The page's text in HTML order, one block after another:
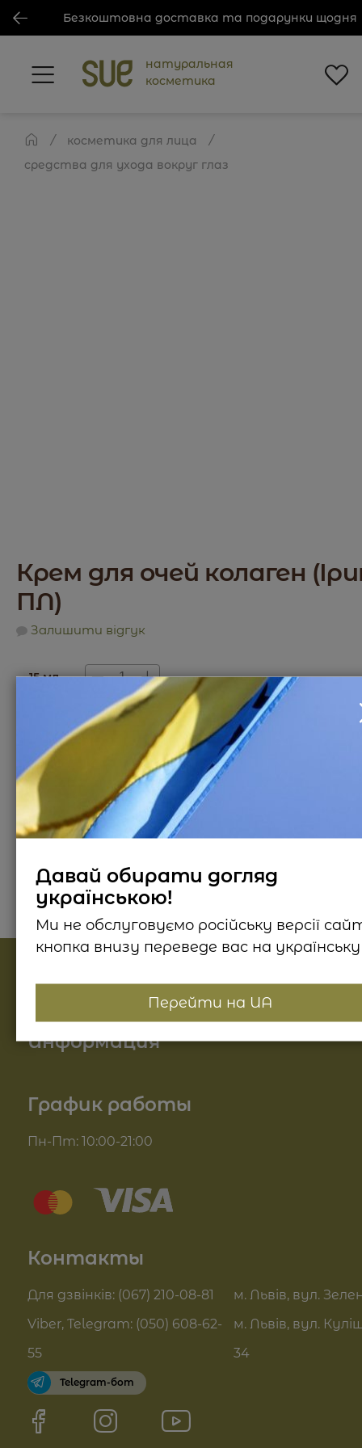
Безкоштовна доставка та подарунки щодня
натуральная
косметика
косметика для лица
средства для ухода вокруг глаз
Крем для очей колаген
ПЛ)
Залишити відгук
15 мл
100₴
Описание продукта Способ применения
Давай обирати догляд
українською!
Ми не обслуговуємо російську версії
кнопка внизу переведе вас на українську
Перейти на UA
График работы
Пн-Пт: 10:00-21:00
Найпопулярніші категорії
Косметика для лица
Для волос
Комплекси для обличчя
Актуальні знижки
Pro Age догляд
Информация
Отзывы
Договор оферты
Контакты
Для дзвінків: (067) 210-08-81
Viber, Telegram: (050) 608-62-
55
Telegram-бот
м. Львів, вул.
м. Львів, вул.
34